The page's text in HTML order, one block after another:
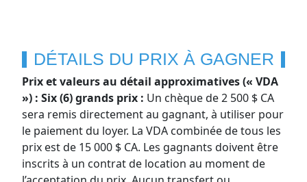
DÉTAILS DU PRIX À GAGNER
Prix et valeurs au détail approximatives (« VDA
») : Six (6) grands prix : Un chèque de 2 500 $ CA
sera remis directement au gagnant, à utiliser pour
le paiement du loyer. La VDA combinée de tous les
prix est de 15 000 $ CA. Les gagnants doivent être
inscrits à un contrat de location au moment de